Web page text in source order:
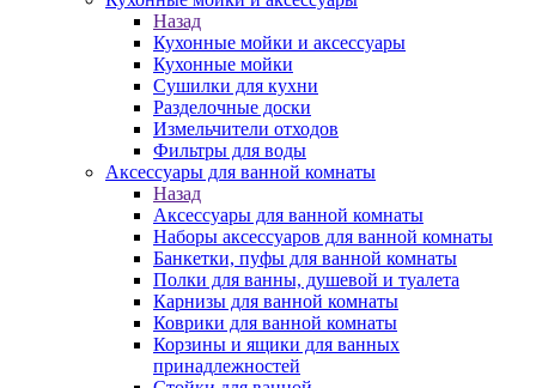
Назад
Кухонные мойки и аксессуары
Кухонные мойки
Сушилки для кухни
Разделочные доски
Измельчители отходов
Фильтры для воды
Аксессуары для ванной комнаты
Назад
Аксессуары для ванной комнаты
Наборы аксессуаров для ванной комнаты
Банкетки, пуфы для ванной комнаты
Полки для ванны, душевой и туалета
Карнизы для ванной комнаты
Коврики для ванной комнаты
Корзины и ящики для ванных
принадлежностей